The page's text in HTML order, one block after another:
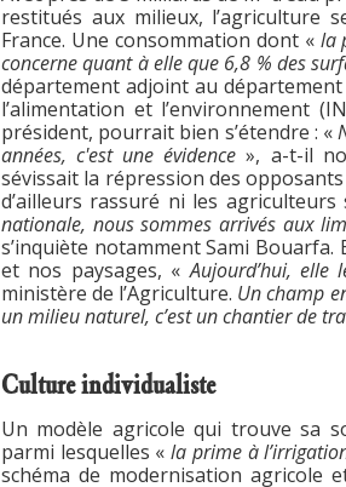
restitués aux milieux, l’agriculture
France. Une consommation dont « la
concerne quant à elle que 6,8 % des
département adjoint au
l’alimentation et l’environnement
président, pourrait bien s’étendre : «
années, c'est une évidence », a-t-il
sévissait la répression des
d’ailleurs rassuré ni les
nationale, nous sommes arrivés aux
s’inquiète notamment Sami Bouarfa.
et nos paysages, «Aujourd’hui, elle
ministère de l’Agriculture. Un champ
un milieu naturel, c’est un chantier de
Culture individualiste
Un modèle agricole qui trouve sa
parmi lesquelles «la prime à
schéma de modernisation agricole